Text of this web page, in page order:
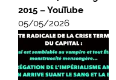
2015 – YouTube
05/05/2026